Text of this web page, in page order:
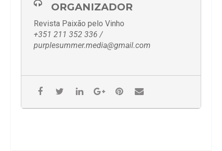
ORGANIZADOR
Revista Paixão pelo Vinho
+351 211 352 336 /
purplesummer.media@gmail.com